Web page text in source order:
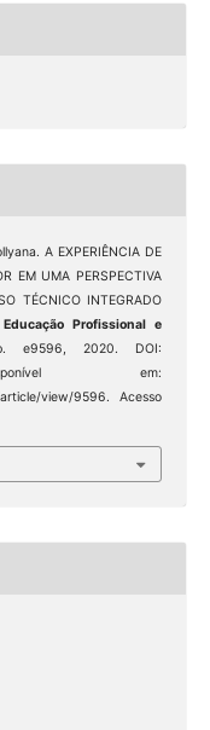
A EXPERIÊNCIA DE
EM UMA PERSPECTIVA
TÉCNICO INTEGRADO
Profissional e
2020. DOI:
Disponível em:
view/9596. Acesso